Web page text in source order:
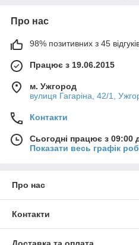
Про нас
98% позитивних з 45
Працює з 19.06.2015
м. Ужгород
вулиця Гагаріна, 42/1,
Контакти
Сьогодні працює з 09:00
Показати весь графік
Про нас
Контакти